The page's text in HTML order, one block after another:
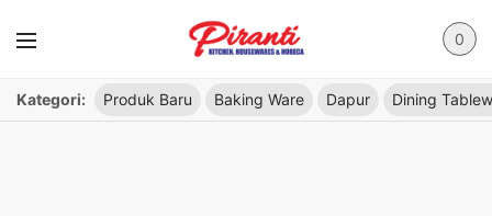
0
Kategori: Produk Baru Baking Ware Dapur Dining